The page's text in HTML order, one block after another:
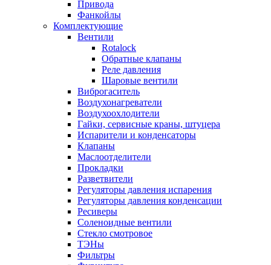
Привода
Фанкойлы
Комплектующие
Вентили
Rotalock
Обратные клапаны
Реле давления
Шаровые вентили
Виброгаситель
Воздухонагреватели
Воздухоохлодители
Гайки, сервисные краны, штуцера
Испарители и конденсаторы
Клапаны
Маслоотделители
Прокладки
Разветвители
Регуляторы давления испарения
Регуляторы давления конденсации
Ресиверы
Соленоидные вентили
Стекло смотровое
ТЭНы
Фильтры